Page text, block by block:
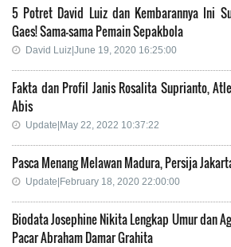
5 Potret David Luiz dan Kembarannya Ini
Gaes! Sama-sama Pemain Sepakbola
David Luiz|June 19, 2020 16:25:00
Fakta dan Profil Janis Rosalita Suprianto,
Abis
Update|May 22, 2022 10:37:22
Pasca Menang Melawan Madura, Persija
Update|February 18, 2020 22:00:00
Biodata Josephine Nikita Lengkap Umur dan
Pacar Abraham Damar Grahita